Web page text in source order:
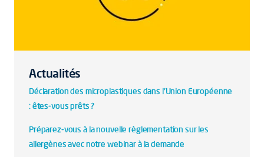
Actualités
Déclaration des microplastiques dans l'Union Européenne
: êtes-vous prêts ?
Préparez-vous à la nouvelle règlementation sur les
allergènes avec notre webinar à la demande